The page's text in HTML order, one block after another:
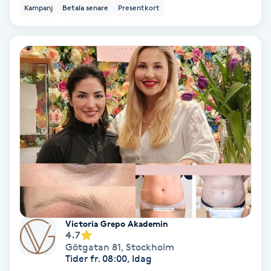
NBE-massage
Olaplex
Olaplexbehandling
Ombre
Ombre brows
Ombre naglar
Optiker
Kampanj Betala senare Presentkort
Victoria Grepo Akademin
4.7
Götgatan 81, Stockholm
Tider fr. 08:00, Idag